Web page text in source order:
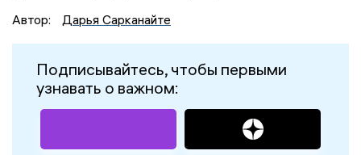
Автор:
Дарья Сарканайте
Подписывайтесь, чтобы первыми
узнавать о важном: